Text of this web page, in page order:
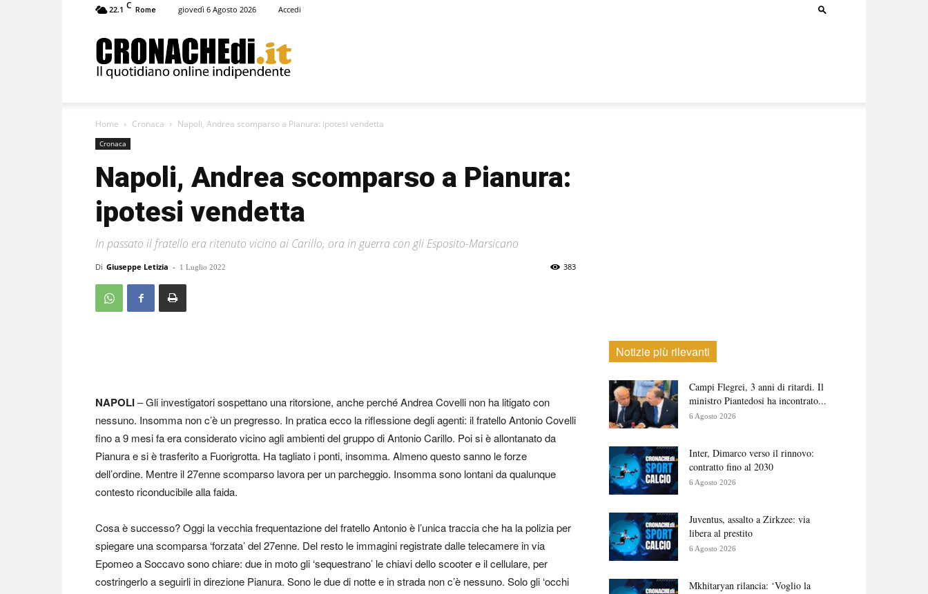
22.1 C Rome giovedì 6 Agosto 2026 Accedi
Home Cronaca Napoli, Andrea scomparso a Pianura: ipotesi vendetta
Cronaca
Napoli, Andrea scomparso a Pianura:
ipotesi vendetta
In passato il fratello era ritenuto vicino ai Carillo, ora in guerra con gli Esposito-Marsicano
Di Giuseppe Letizia - 1 Luglio 2022 383
NAPOLI– Gli investigatori sospettano una ritorsione, anche perché Andrea Covelli non ha litigato con
nessuno. Insomma non c’è un pregresso. In pratica ecco la riflessione degli agenti: il fratello Antonio Covelli
fino a 9 mesi fa era considerato vicino agli ambienti del gruppo di Antonio Carillo. Poi si è allontanato da
Pianura e si è trasferito a Fuorigrotta. Ha tagliato i ponti, insomma. Almeno questo sanno le forze
dell’ordine. Mentre il 27enne scomparso lavora per un parcheggio. Insomma sono lontani da qualunque
contesto riconducibile alla faida.
Cosa è successo? Oggi la vecchia frequentazione del fratello Antonio è l’unica traccia che ha la polizia per
spiegare una scomparsa ‘forzata’ del 27enne. Del resto le immagini registrate dalle telecamere in via
Epomeo a Soccavo sono chiare: due in moto gli ‘sequestrano’ le chiavi dello scooter e il cellulare, per
costringerlo a seguirli in direzione Pianura. Sono le due di notte e in strada non c’è nessuno. Solo gli ‘occhi
Notizie più rilevanti
Campi Flegrei, 3 anni di ritardi. Il
ministro Piantedosi ha incontrato...
6 Agosto 2026
Inter, Dimarco verso il rinnovo:
contratto fino al 2030
6 Agosto 2026
Juventus, assalto a Zirkzee: via
libera al prestito
6 Agosto 2026
Mkhitaryan rilancia: ‘Voglio la